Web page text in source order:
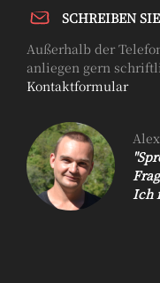
SCHREIBEN
Außerhalb der
anliegen gern
Kontaktformular
Ich